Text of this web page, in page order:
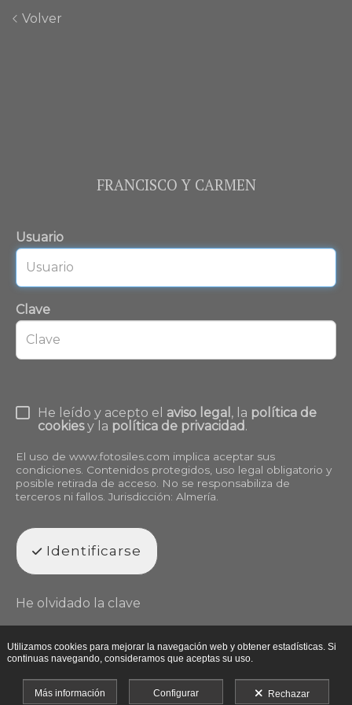
Volver
FRANCISCO Y CARMEN
Usuario
Clave
He leído y acepto el aviso legal , la política de
cookiesy la política de privacidad.
El uso de www.fotosiles.com implica aceptar sus
condiciones. Contenidos protegidos, uso legal obligatorio y
posible retirada de acceso. No se responsabiliza de
terceros ni fallos. Jurisdicción: Almería.
Identificarse
He olvidado la clave
Utilizamos cookies para mejorar la navegación web y obtener estadísticas. Si
continuas navegando, consideramos que aceptas su uso.
Más información Configurar Rechazar